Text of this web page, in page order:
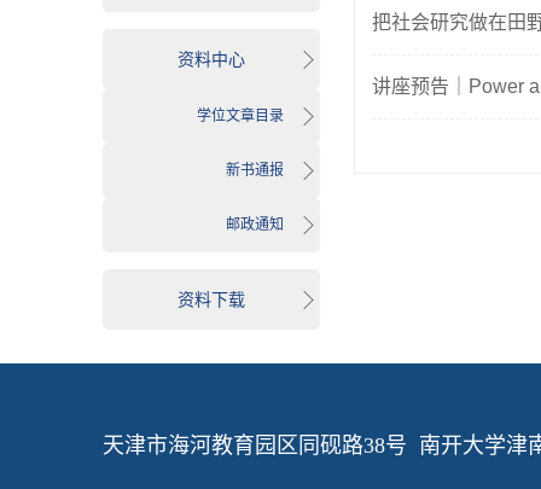
资料中心
学位文章目录
新书通报
邮政通知
资料下载
把社会研究做在田
讲座预告｜Power
天津市海河教育园区同砚路38号 南开大学